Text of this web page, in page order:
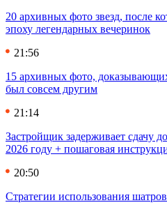
20 архивных фото звезд, после
эпоху легендарных вечеринок
21:56
15 архивных фото,
был совсем другим
21:14
Застройщик задерживает сдачу
2026 году + пошаговая
20:50
Стратегии использования